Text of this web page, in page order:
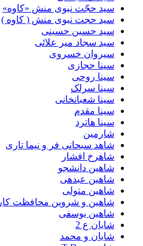
سید حجّت نبوی منش «کاوه»
سید حجت نبوی منش ( کاوه )
سید حسین حسینى
سید سجاد میر علائی
سیروان خسروی
سینا حجازی
سینا روحی
سینا سرلک
سینا شعبانخانی
سینا مقدم
سینا هاترد
شارمین
شاهد سبحانی فر و نیما تاری
شاهرخ افشار
شاهین دانشجو
شاهین عبدهی
شاهین متولی
شاهین و شروین محافظت کار
شاهین یوسفی
شایان ع 2
شایان و محمد